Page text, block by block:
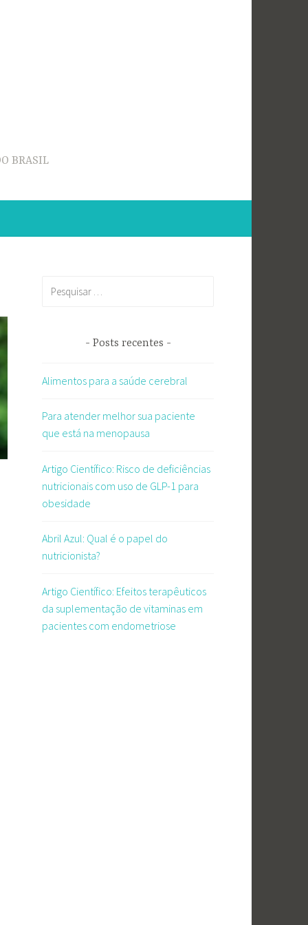
BRASIL
Posts recentes
Alimentos para a saúde cerebral
Para atender melhor sua paciente
que está na menopausa
Artigo Científico: Risco de deficiências
nutricionais com uso de GLP-1 para
obesidade
Abril Azul: Qual é o papel do
nutricionista?
Artigo Científico: Efeitos terapêuticos
da suplementação de vitaminas em
pacientes com endometriose